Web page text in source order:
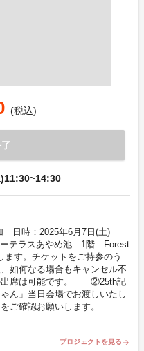
(税込)
日時：2025年6月7日(土)
ーテラスあやめ池 1階 Forest
す。チケットをご持参のう
如何なる場合もキャンセル不
出席は可能です。 ②25th記
ん」当日会場でお渡しいたし
確認お願いします。
プロジェクトを見る arrow_forward